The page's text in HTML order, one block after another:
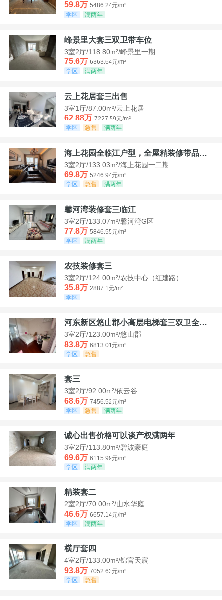
59.8万 5486.24元/m²
学区
满两年
峰景里大套三双卫带车位
3室2厅/118.80m²/峰景里一期
75.6万 6363.64元/m²
学区
满两年
云上花居套三出售
3室1厅/87.00m²/云上花居
62.88万 7227.59元/m²
学区
急售 满两年
海上花园全临江户型，全屋精装修带品牌家具家电，诚意出售！
3室2厅/133.03m²/海上花园一二期
69.8万 5246.94元/m²
学区
急售 满两年
馨河湾装修套三临江
3室2厅/133.07m²/馨河湾G区
77.8万 5846.55元/m²
学区
满两年
农技装修套三
3室2厅/124.00m²/农技中心（红建路）
35.8万 2887.1元/m²
学区
河东新区悠山郡小高层电梯套三双卫全装带家具家电
3室2厅/123.00m²/悠山郡
83.8万 6813.01元/m²
学区
急售
套三
3室2厅/92.00m²/依云谷
68.6万 7456.52元/m²
学区
急售 满两年
诚心出售价格可以谈产权满两年
3室2厅/113.80m²/碧波豪庭
69.6万 6115.99元/m²
学区
满两年
精装套二
2室2厅/70.00m²/山水华庭
46.6万 6657.14元/m²
学区
满两年
横厅套四
4室2厅/133.00m²/锦官天宸
93.8万 7052.63元/m²
学区
急售